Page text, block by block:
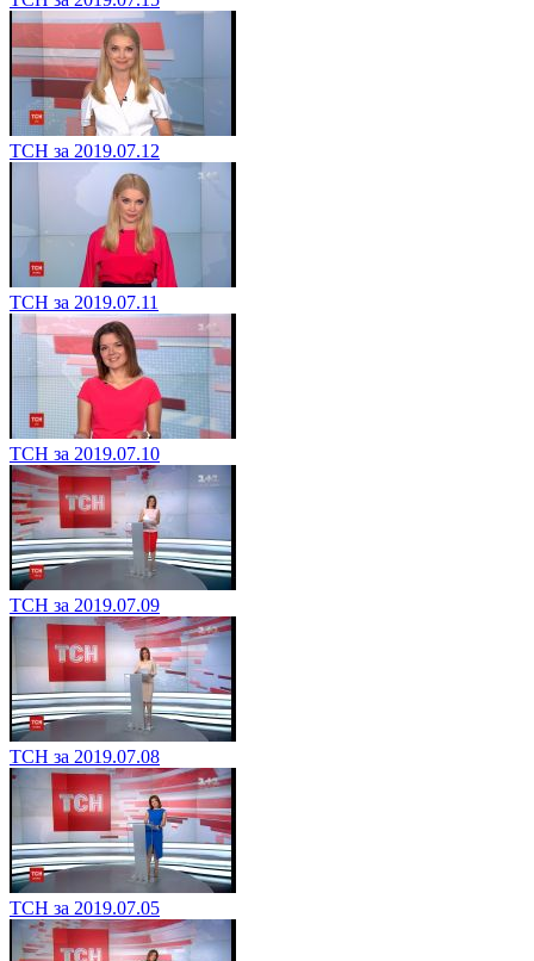
ТСН за 2019.07.15
ТСН за 2019.07.12
ТСН за 2019.07.11
ТСН за 2019.07.10
ТСН за 2019.07.09
ТСН за 2019.07.08